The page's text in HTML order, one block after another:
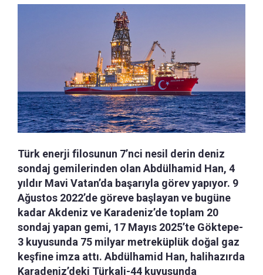
Türk enerji filosunun 7’nci nesil derin deniz
sondaj gemilerinden olan Abdülhamid Han, 4
yıldır Mavi Vatan’da başarıyla görev yapıyor. 9
Ağustos 2022’de göreve başlayan ve bugüne
kadar Akdeniz ve Karadeniz’de toplam 20
sondaj yapan gemi, 17 Mayıs 2025’te Göktepe-
3 kuyusunda 75 milyar metreküplük doğal gaz
keşfine imza attı. Abdülhamid Han, halihazırda
Karadeniz’deki Türkali-44 kuyusunda